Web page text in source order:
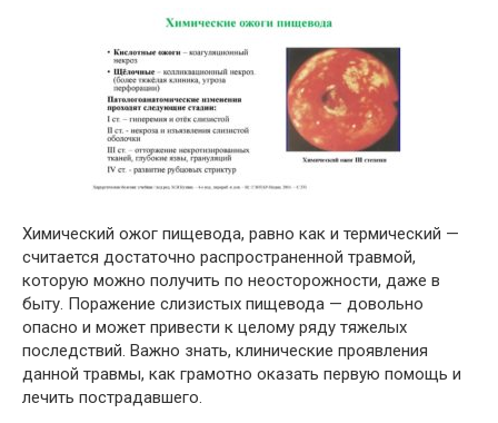
Химический ожог пищевода, равно как и термический —
считается достаточно распространенной травмой,
которую можно получить по неосторожности, даже в
быту. Поражение слизистых пищевода — довольно
опасно и может привести к целому ряду тяжелых
последствий. Важно знать, клинические проявления
данной травмы, как грамотно оказать первую помощь и
лечить пострадавшего.